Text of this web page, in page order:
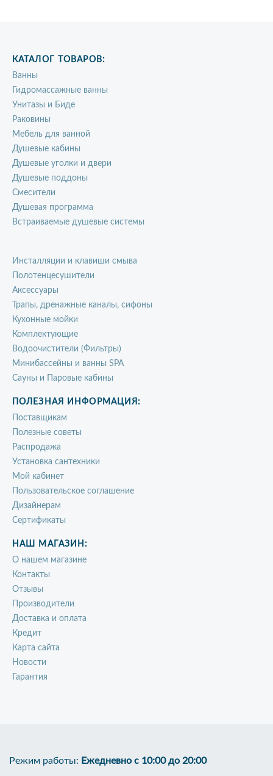
КАТАЛОГ ТОВАРОВ:
Ванны
Гидромассажные ванны
Унитазы и Биде
Раковины
Мебель для ванной
Душевые кабины
Душевые уголки и двери
Душевые поддоны
Смесители
Душевая программа
Встраиваемые душевые системы
Инсталляции и клавиши смыва
Полотенцесушители
Аксессуары
Трапы, дренажные каналы, сифоны
Кухонные мойки
Комплектующие
Водоочистители (Фильтры)
Минибассейны и ванны SPA
Сауны и Паровые кабины
ПОЛЕЗНАЯ ИНФОРМАЦИЯ:
Поставщикам
Полезные советы
Распродажа
Установка сантехники
Мой кабинет
Пользовательское соглашение
Дизайнерам
Сертификаты
НАШ МАГАЗИН:
О нашем магазине
Контакты
Отзывы
Производители
Доставка и оплата
Кредит
Карта сайта
Новости
Гарантия
Режим работы: Ежедневно с 10:00 до 20:00